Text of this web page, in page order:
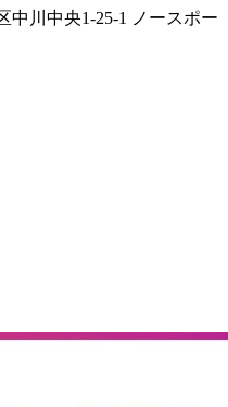
中川中央1-25-1 ノースポー